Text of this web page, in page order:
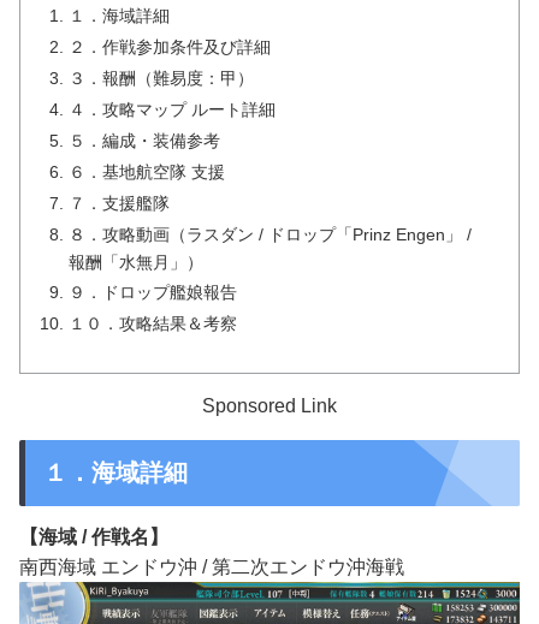
１．海域詳細
２．作戦参加条件及び詳細
３．報酬（難易度：甲）
４．攻略マップ ルート詳細
５．編成・装備参考
６．基地航空隊 支援
７．支援艦隊
８．攻略動画（ラスダン / ドロップ「Prinz Engen」 /
報酬「水無月」）
９．ドロップ艦娘報告
１０．攻略結果＆考察
Sponsored Link
１．海域詳細
【海域 / 作戦名】
南西海域 エンドウ沖 / 第二次エンドウ沖海戦